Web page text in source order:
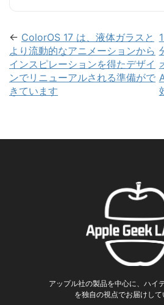
← ColorOS 17 は、液体ガラスと
より流動的なアニメーションから
インスピレーションを得たデザイ
ンでリニューアルされる準備がで
きています
アップル社の製品を中心に、ハイ
を独自の視点でお届けして